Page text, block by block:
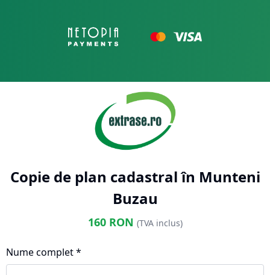
Copie de plan cadastral în Munteni
Buzau
160RON (TVA inclus)
Nume complet *